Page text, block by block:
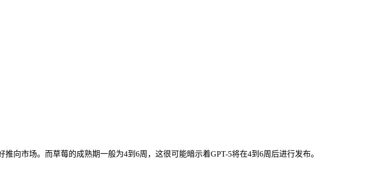
市场。而草莓的成熟期一般为4到6周，这很可能暗示着GPT-5将在4到6周后进行发布。